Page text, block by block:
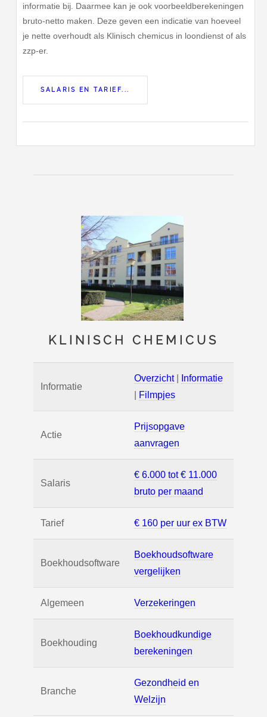
informatie bij. Daarmee kan je ook voorbeeldberekeningen
bruto-netto maken. Deze geven een indicatie van hoeveel
je nette overhoudt als Klinisch chemicus in loondienst of als
zzp-er.
SALARIS EN TARIEF...
KLINISCH CHEMICUS
Informatie
Overzicht|
Informatie
Filmpjes
Actie
Prijsopgave
aanvragen
Salaris
€ 6.000 tot € 11.000
bruto per maand
Tarief € 160 per uur ex BTW
Boekhoudsoftware
Boekhoudsoftware
vergelijken
Algemeen Verzekeringen
Boekhouding
Boekhoudkundige
berekeningen
Branche
Gezondheid en
Welzijn